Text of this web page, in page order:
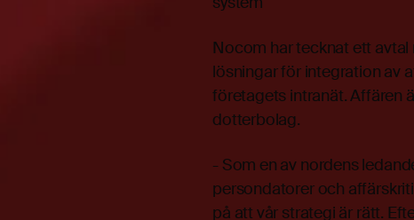
Nocom har tecknat ett
lösningar för integration av
företagets intranät. Affären
dotterbolag.
- Som en av nordens
persondatorer och
på att vår strategi är rätt.